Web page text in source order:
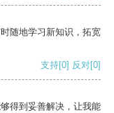
随地学习新知识，拓宽
支持[0] 反对[0]
得到妥善解决，让我能